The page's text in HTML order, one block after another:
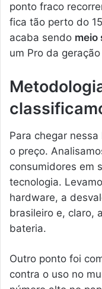
ponto fraco
fica tão perto do
acaba sendo meio
um Pro da
Para chegar
o preço.
consumidores em
tecnologia.
hardware, a
brasileiro e, claro, a
bateria.
Outro ponto foi
contra o uso no